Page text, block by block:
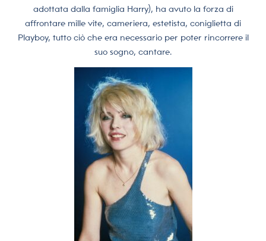
adottata dalla famiglia Harry), ha avuto la forza di
affrontare mille vite, cameriera, estetista, coniglietta di
Playboy, tutto ciò che era necessario per poter rincorrere il
suo sogno, cantare.